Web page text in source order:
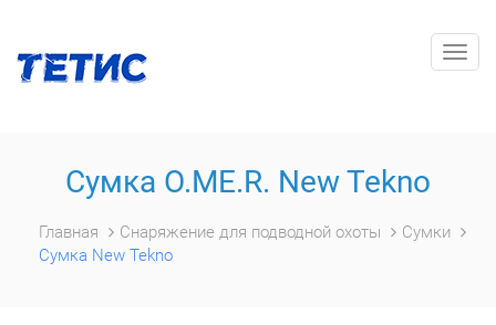
Сумка O.ME.R. New Tekno
Главная Снаряжение для подводной охоты
Сумки
Сумка New Tekno